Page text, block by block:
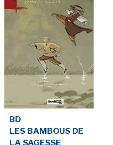
JEUNESSE
FILM
BD
LES BAMBOUS DE
LA SAGESSE